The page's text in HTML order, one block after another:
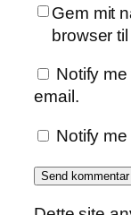
Gem mit
browser
Notify
email.
Notify